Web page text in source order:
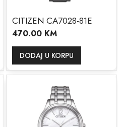
CITIZEN CA7028-81E
470.00 KM
DODAJ U KORPU